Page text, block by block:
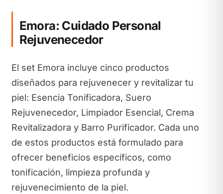
Emora: Cuidado Personal
Rejuvenecedor
El set Emora incluye cinco productos
diseñados para rejuvenecer y revitalizar tu
piel: Esencia Tonificadora, Suero
Rejuvenecedor, Limpiador Esencial, Crema
Revitalizadora y Barro Purificador. Cada uno
de estos productos está formulado para
ofrecer beneficios específicos, como
tonificación, limpieza profunda y
rejuvenecimiento de la piel.